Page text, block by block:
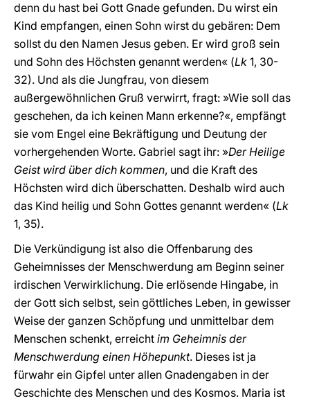
denn du hast bei Gott Gnade gefunden. Du wirst ein
Kind empfangen, einen Sohn wirst du gebären: Dem
sollst du den Namen Jesus geben. Er wird groß sein
und Sohn des Höchsten genannt werden« (Lk 1, 30-
32). Und als die Jungfrau, von diesem
außergewöhnlichen Gruß verwirrt, fragt: »Wie soll das
geschehen, da ich keinen Mann erkenne?«, empfängt
sie vom Engel eine Bekräftigung und Deutung der
vorhergehenden Worte. Gabriel sagt ihr: »Der Heilige
Geist wird über dich kommen, und die Kraft des
Höchsten wird dich überschatten. Deshalb wird auch
das Kind heilig und Sohn Gottes genannt werden« (Lk
1, 35).
Die Verkündigung ist also die Offenbarung des
Geheimnisses der Menschwerdung am Beginn seiner
irdischen Verwirklichung. Die erlösende Hingabe, in
der Gott sich selbst, sein göttliches Leben, in gewisser
Weise der ganzen Schöpfung und unmittelbar dem
Menschen schenkt, erreicht im Geheimnis der
Menschwerdung einen Höhepunkt. Dieses ist ja
fürwahr ein Gipfel unter allen Gnadengaben in der
Geschichte des Menschen und des Kosmos. Maria ist